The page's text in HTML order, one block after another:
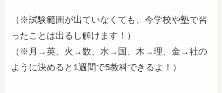
（※試験範囲が出ていなくても、今学校や塾で習
ったことは出るし解けます！）
（※月→英、火→数、水→国、木→理、金→社の
ように決めると1週間で5教科できるよ！）